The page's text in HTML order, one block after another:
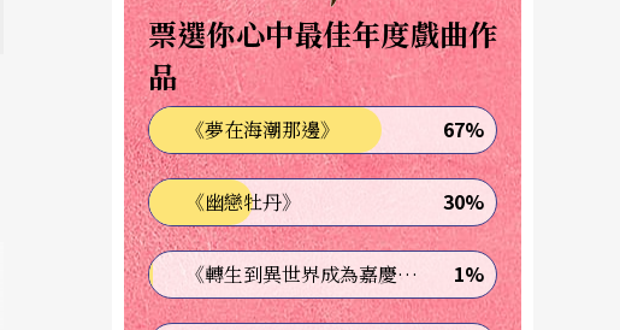
票選你心中最佳年度戲曲作
品
《夢在海潮那邊》 67%
《幽戀牡丹》 30%
《轉生到異世界成為嘉慶君—發現我的祖先是詐騙集團!?》 1%